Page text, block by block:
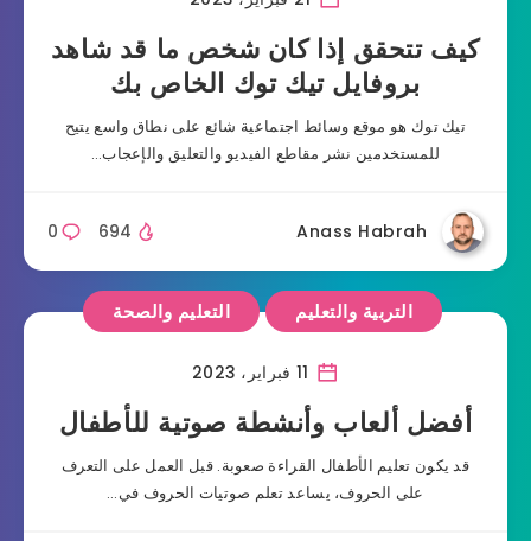
كيف تتحقق إذا كان شخص ما قد شاهد
بروفايل تيك توك الخاص بك
تيك توك هو موقع وسائط اجتماعية شائع على نطاق واسع يتيح
للمستخدمين نشر مقاطع الفيديو والتعليق والإعجاب…
Anass Habrah
0 694
التربية والتعليم التعليم والصحة
أفضل ألعاب وأنشطة صوتية للأطفال
قد يكون تعليم الأطفال القراءة صعوبة. قبل العمل على التعرف
على الحروف، يساعد تعلم صوتيات الحروف في…